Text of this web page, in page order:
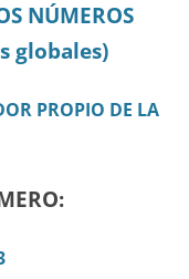
NÚMEROS
globales)
PROPIO DE LA